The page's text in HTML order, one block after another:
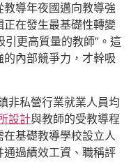
導年夜國邁向教導強
在發生最基礎性轉變
更高質量的教師”。這
內部競爭力，才幹吸
非私營行業就業人員均
設計與教師的受教導程
基礎教導學校設立人
過績效工資、職稱評